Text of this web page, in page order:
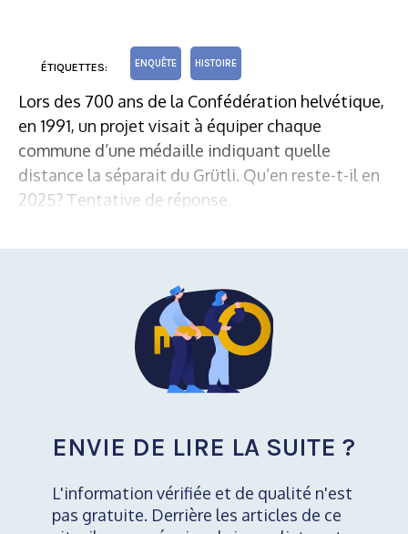
ÉTIQUETTES: ENQUÊTE HISTOIRE
Lors des 700 ans de la Confédération helvétique,
en 1991, un projet visait à équiper chaque
commune d’une médaille indiquant quelle
distance la séparait du Grütli. Qu’en reste-t-il en
2025? Tentative de réponse.
ENVIE DE LIRE LA SUITE ?
L'information vérifiée et de qualité n'est
pas gratuite. Derrière les articles de ce